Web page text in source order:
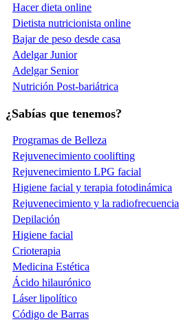
Hacer dieta online
Dietista nutricionista online
Bajar de peso desde casa
Adelgar Junior
Adelgar Senior
Nutrición Post-bariátrica
¿Sabías que tenemos?
Programas de Belleza
Rejuvenecimiento coolifting
Rejuvenecimiento LPG facial
Higiene facial y terapia fotodinámica
Rejuvenecimiento y la radiofrecuencia
Depilación
Higiene facial
Crioterapia
Medicina Estética
Ácido hilaurónico
Láser lipolítico
Código de Barras